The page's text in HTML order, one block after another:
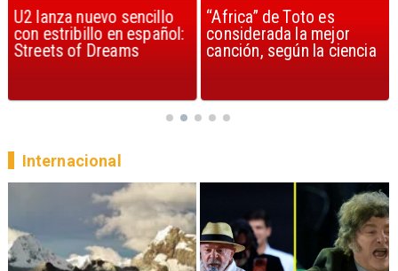
U2 lanza nuevo sencillo
con estribillo en español:
Streets of Dreams
“Africa” de Toto es
considerada la mejor
canción, según la ciencia
Internacional